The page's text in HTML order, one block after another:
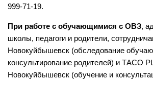
999-71-19.
При работе с обучающимися с ОВЗ,
школы, педагоги и родители,
Новокуйбышевск (обследование
консультирование родителей) и ТАСО
Новокуйбышевск (обучение и